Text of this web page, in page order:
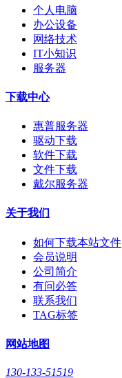
个人电脑
办公设备
网络技术
IT小知识
服务器
下载中心
惠普服务器
驱动下载
软件下载
文件下载
戴尔服务器
关于我们
如何下载本站文件
会员说明
公司简介
有问必答
联系我们
TAG标签
网站地图
130-133-51519